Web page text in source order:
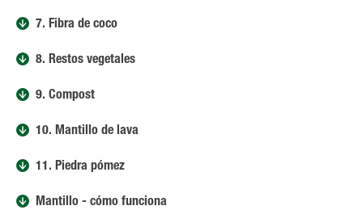
7. Fibra de coco
8. Restos vegetales
9. Compost
10. Mantillo de lava
11. Piedra pómez
Mantillo - cómo funciona